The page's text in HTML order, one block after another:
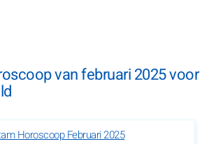
van februari 2025 voor
Horoscoop Februari 2025